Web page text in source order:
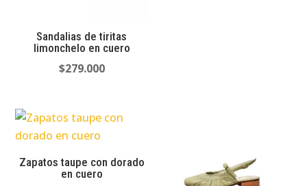
Sandalias de tiritas
limonchelo en cuero
$279.000
Zapatos taupe con dorado
en cuero